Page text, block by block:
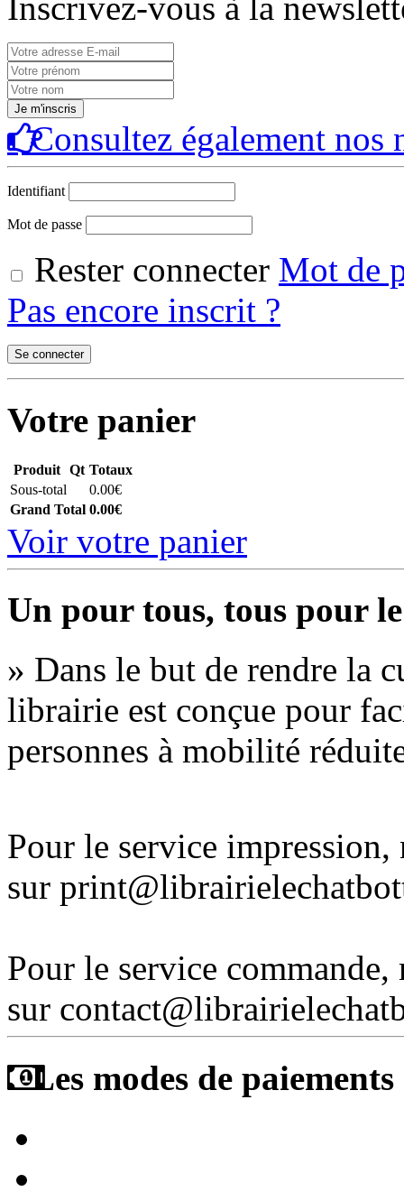
Inscrivez-vous à la
Consultez également nos
Identifiant
Mot de passe
Rester connecter Mot de
Pas encore inscrit ?
Votre panier
Produit Qt Totaux
Sous-total
0.00€
Grand Total 0.00€
Voir votre panier
Un pour tous, tous pour
» Dans le but de rendre la
librairie est conçue pour
personnes à mobilité
Pour le service
sur
Pour le service
sur
Les modes de